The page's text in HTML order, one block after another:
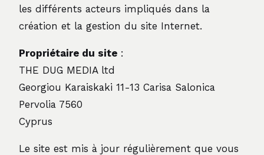
les différents acteurs impliqués dans la
création et la gestion du site Internet.
Propriétaire du site :
THE DUG MEDIA ltd
Georgiou Karaiskaki 11-13 Carisa Salonica
Pervolia 7560
Cyprus
Le site est mis à jour régulièrement que vous